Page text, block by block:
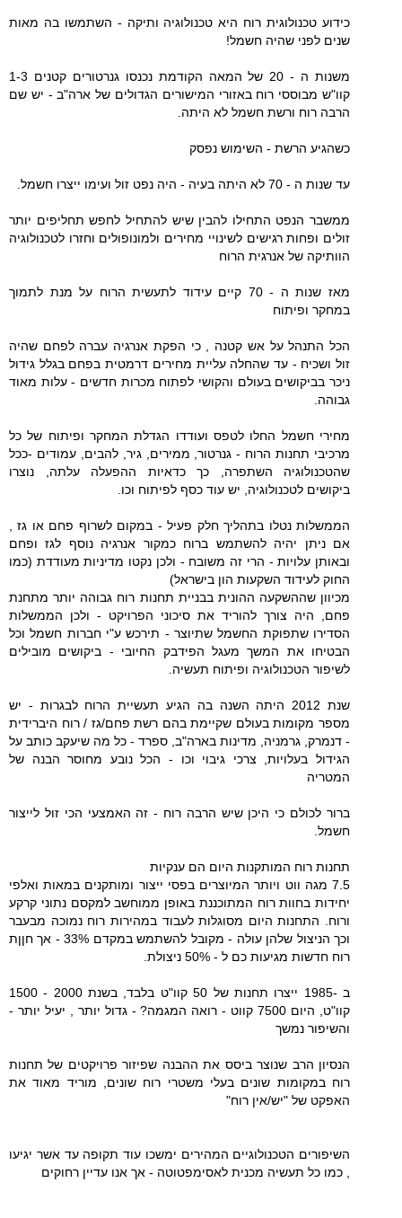
כידוע טכנולוגית רוח היא טכנולוגיה ותיקה - השתמשו בה מאות
שנים לפני שהיה חשמל!
משנות ה - 20 של המאה הקודמת נכנסו גנרטורים קטנים 1-3
קוו"ש מבוססי רוח באזורי המישורים הגדולים של ארה"ב - יש שם
הרבה רוח ורשת חשמל לא היתה.
כשהגיע הרשת - השימוש נפסק
עד שנות ה - 70 לא היתה בעיה - היה נפט זול ועימו ייצרו חשמל.
ממשבר הנפט התחילו להבין שיש להתחיל לחפש תחליפים יותר
זולים ופחות רגישים לשינויי מחירים ולמונופולים וחזרו לטכנולוגיה
הוותיקה של אנרגית הרוח
מאז שנות ה - 70 קיים עידוד לתעשית הרוח על מנת לתמוך
במחקר ופיתוח
הכל התנהל על אש קטנה , כי הפקת אנרגיה עברה לפחם שהיה
זול ושכיח - עד שהחלה עליית מחירים דרמטית בפחם בגלל גידול
ניכר בביקושים בעולם והקושי לפתוח מכרות חדשים - עלות מאוד
גבוהה.
מחירי חשמל החלו לטפס ועודדו הגדלת המחקר ופיתוח של כל
מרכיבי תחנות הרוח - גנרטור, ממירים, גיר, להבים, עמודים -ככל
שהטכנולוגיה השתפרה, כך כדאיות ההפעלה עלתה, נוצרו
ביקושים לטכנולוגיה, יש עוד כסף לפיתוח וכו.
הממשלות נטלו בתהליך חלק פעיל - במקום לשרוף פחם או גז ,
אם ניתן יהיה להשתמש ברוח כמקור אנרגיה נוסף לגז ופחם
ובאותן עלויות - הרי זה משובח - ולכן נקטו מדיניות מעודדת (כמו
החוק לעידוד השקעות הון בישראל)
מכיוון שההשקעה ההונית בבניית תחנות רוח גבוהה יותר מתחנת
פחם, היה צורך להוריד את סיכוני הפרויקט - ולכן הממשלות
הסדירו שתפוקת החשמל שתיוצר - תירכש ע"י חברות חשמל וכל
הבטיחו את המשך מעגל הפידבק החיובי - ביקושים מובילים
לשיפור הטכנולוגיה ופיתוח תעשיה.
שנת 2012 היתה השנה בה הגיע תעשיית הרוח לבגרות - יש
מספר מקומות בעולם שקיימת בהם רשת פחם/גז / רוח היברידית
- דנמרק, גרמניה, מדינות בארה"ב, ספרד - כל מה שיעקב כותב על
הגידול בעלויות, צרכי גיבוי וכו - הכל נובע מחוסר הבנה של
המטריה
ברור לכולם כי היכן שיש הרבה רוח - זה האמצעי הכי זול לייצור
חשמל.
תחנות רוח המותקנות היום הם ענקיות
7.5 מגה ווט ויותר המיוצרים בפסי ייצור ומותקנים במאות ואלפי
יחידות בחוות רוח המתוכננת באופן ממוחשב למקסם נתוני קרקע
ורוח. התחנות היום מסוגלות לעבוד במהירות רוח נמוכה מבעבר
וכך הניצול שלהן עולה - מקובל להשתמש במקדם 33% - אך חןןת
רוח חדשות מגיעות כם ל - 50% ניצולת.
ב -1985 ייצרו תחנות של 50 קוו"ט בלבד, בשנת 2000 - 1500
קוו"ט, היום 7500 קווט - רואה המגמה? - גדול יותר , יעיל יותר -
והשיפור נמשך
הנסיון הרב שנוצר ביסס את ההבנה שפיזור פרויקטים של תחנות
רוח במקומות שונים בעלי משטרי רוח שונים, מוריד מאוד את
האפקט של "יש/אין רוח"
השיפורים הטכנולוגיים המהירים ימשכו עוד תקופה עד אשר יגיעו
, כמו כל תעשיה מכנית לאסימפטוטה - אך אנו עדיין רחוקים